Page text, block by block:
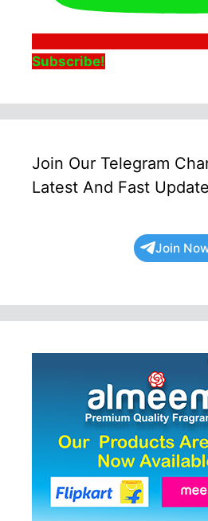
Subscribe!
Join Our Telegram
Latest And Fast
Join